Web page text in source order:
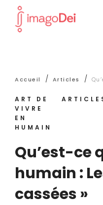
Accueil / Articles /
ART DE
VIVRE
EN
HUMAIN
Qu’est-ce
humain :
cassées »